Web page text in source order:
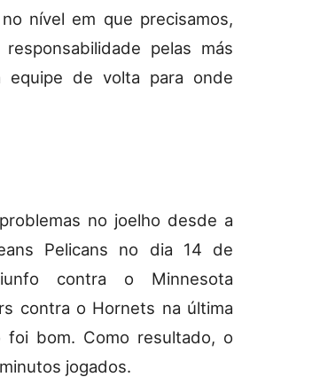
nível em que precisamos,
pelas más
equipe de volta para onde
no joelho desde a
Pelicans no dia 14 de
contra o Minnesota
contra o Hornets na última
bom. Como resultado, o
jogados.